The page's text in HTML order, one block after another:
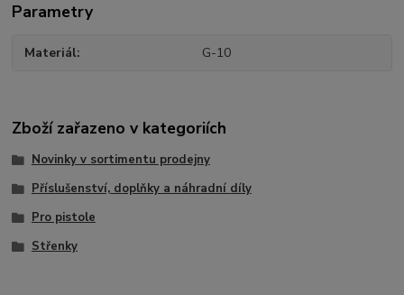
Parametry
Materiál G-10
Zboží zařazeno v kategoriích
Novinky v sortimentu prodejny
Příslušenství, doplňky a náhradní díly
Pro pistole
Střenky